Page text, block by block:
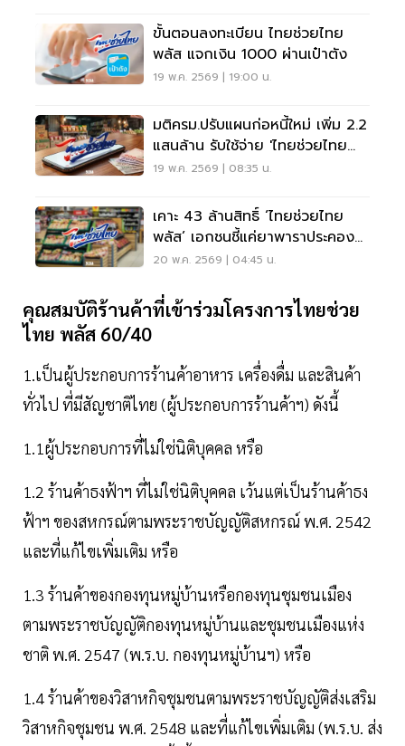
ขั้นตอนลงทะเบียน ไทยช่วยไทย
พลัส แจกเงิน 1000 ผ่านเป๋าตัง
19 พ.ค. 2569 | 19:00 น.
มติครม.ปรับแผนก่อหนี้ใหม่ เพิ่ม 2.2
แสนล้าน รับใช้จ่าย 'ไทยช่วยไทย
พลัส'
19 พ.ค. 2569 | 08:35 น.
เคาะ 43 ล้านสิทธิ์ ‘ไทยช่วยไทย
พลัส’ เอกชนชี้แค่ยาพาราประคอง
เศรษฐกิจ
20 พ.ค. 2569 | 04:45 น.
คุณสมบัติร้านค้าที่เข้าร่วมโครงการไทยช่วย
ไทย พลัส 60/40
1.เป็นผู้ประกอบการร้านค้าอาหาร เครื่องดื่ม และสินค้า
ทั่วไป ที่มีสัญชาติไทย (ผู้ประกอบการร้านค้าฯ) ดังนี้
1.1ผู้ประกอบการที่ไม่ใช่นิติบุคคล หรือ
1.2 ร้านค้าธงฟ้าฯ ที่ไม่ใช่นิติบุคคล เว้นแต่เป็นร้านค้าธง
ฟ้าฯ ของสหกรณ์ตามพระราชบัญญัติสหกรณ์ พ.ศ. 2542
และที่แก้ไขเพิ่มเติม หรือ
1.3 ร้านค้าของกองทุนหมู่บ้านหรือกองทุนชุมชนเมือง
ตามพระราชบัญญัติกองทุนหมู่บ้านและชุมชนเมืองแห่ง
ชาติ พ.ศ. 2547 (พ.ร.บ. กองทุนหมู่บ้านฯ) หรือ
1.4 ร้านค้าของวิสาหกิจชุมชนตามพระราชบัญญัติส่งเสริม
วิสาหกิจชุมชน พ.ศ. 2548 และที่แก้ไขเพิ่มเติม (พ.ร.บ. ส่ง